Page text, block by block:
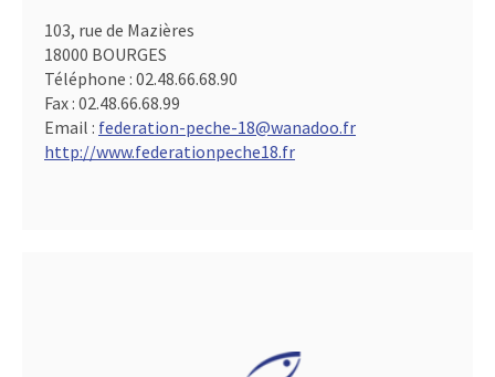
103, rue de Mazières
18000 BOURGES
Téléphone : 02.48.66.68.90
Fax : 02.48.66.68.99
Email : federation-peche-18@wanadoo.fr
http://www.federationpeche18.fr